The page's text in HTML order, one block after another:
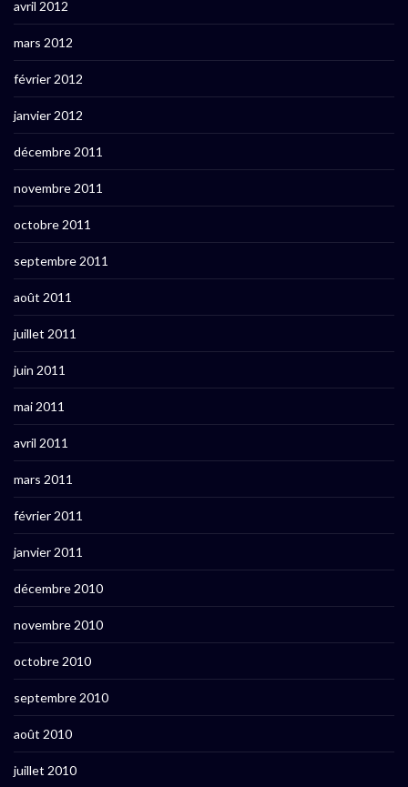
avril 2012
mars 2012
février 2012
janvier 2012
décembre 2011
novembre 2011
octobre 2011
septembre 2011
août 2011
juillet 2011
juin 2011
mai 2011
avril 2011
mars 2011
février 2011
janvier 2011
décembre 2010
novembre 2010
octobre 2010
septembre 2010
août 2010
juillet 2010